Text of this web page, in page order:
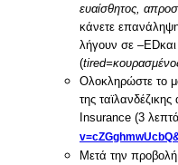
ευαίσθητος,
κάνετε
λήγουν σε –ED
(tired
Ολοκληρώστε το
της
Insurance (3
Μετά την προβολή